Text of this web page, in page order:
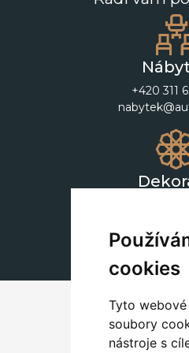
cookies
Tyto
soubory
nástroje s
+420 311